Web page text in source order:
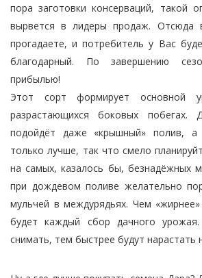
пора заготовки консерваций, такой
вырвется в лидеры продаж. Отсюда
прогадаете, и потребитель у Вас
благодарный. По завершению
прибылью!
Этот сорт формирует основной
разрастающихся боковых побегах.
подойдёт даже «крышный» полив,
только лучше, так что смело
на самых, казалось бы, безнадёжных
при дождевом поливе желательно
мульчей в междурядьях. Чем
будет каждый сбор дачного
снимать, тем быстрее будут нарастать